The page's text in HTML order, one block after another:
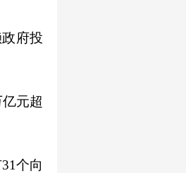
府投
元超
个向